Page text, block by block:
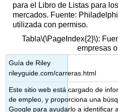
para el Libro de Listas para
mercados. Fuente:
utilizada con permiso.
Tabla\(\PageIndex{2}\):
empresas
Guía de Riley
rileyguide.com/carreras.html
Este sitio web está cargado de
de empleo, y proporciona una
Google para ayudarlo a identificar